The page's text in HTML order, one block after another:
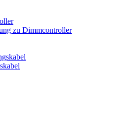
zu Dimmcontroller